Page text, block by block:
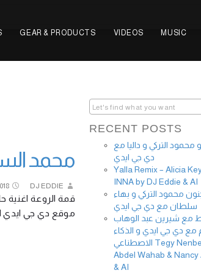
GEAR & PRODUCTS VIDEOS MUSIC
محمد
DJ EDDIE
قمة الروعة اغنية
موقع دي جي ايدي
RECENT POSTS
التركي و داليا مع
دي جي ايدي
Yalla Remix – Alicia
INNA by DJ Eddie & AI
محمود التركي و بهاء
سلطان مع دي جي ايدي
مع شيرين عبد الوهاب
مع دي جي ايدي و الذكاء
الاصطناعي Tegy Nenbesit remix – Sherine
Abdel Wahab & Nancy
& AI